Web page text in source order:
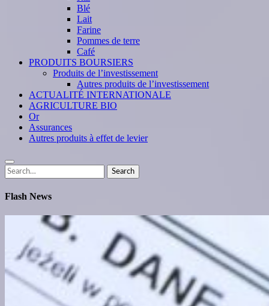
Blé
Lait
Farine
Pommes de terre
Café
PRODUITS BOURSIERS
Produits de l’investissement
Autres produits de l’investissement
ACTUALITÉ INTERNATIONALE
AGRICULTURE BIO
Or
Assurances
Autres produits à effet de levier
Search
for:
Search
Flash News